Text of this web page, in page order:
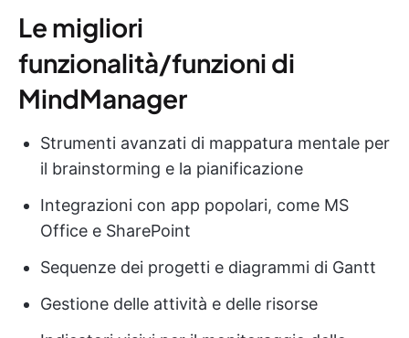
Le migliori
funzionalità/funzioni di
MindManager
Strumenti avanzati di mappatura mentale per
il brainstorming e la pianificazione
Integrazioni con app popolari, come MS
Office e SharePoint
Sequenze dei progetti e diagrammi di Gantt
Gestione delle attività e delle risorse